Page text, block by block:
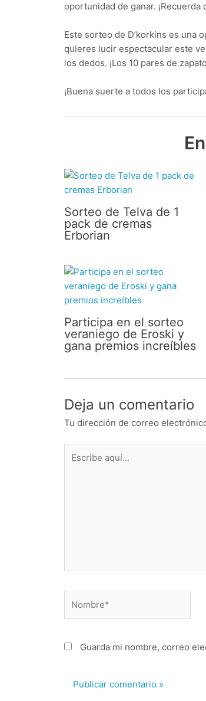
oportunidad de ganar.
Este sorteo de D’korkins es una
quieres lucir espectacular este
los dedos. ¡Los 10 pares de
¡Buena suerte a todos los
Sorteo de Telva de 1
pack de cremas
Erborian
Participa en el sorteo
veraniego de Eroski y
gana premios increíbles
Deja un comentario
Tu dirección de correo
aquí...
Guarda mi nombre, correo